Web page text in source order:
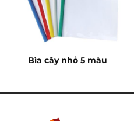
Bìa cây nhỏ 5 màu